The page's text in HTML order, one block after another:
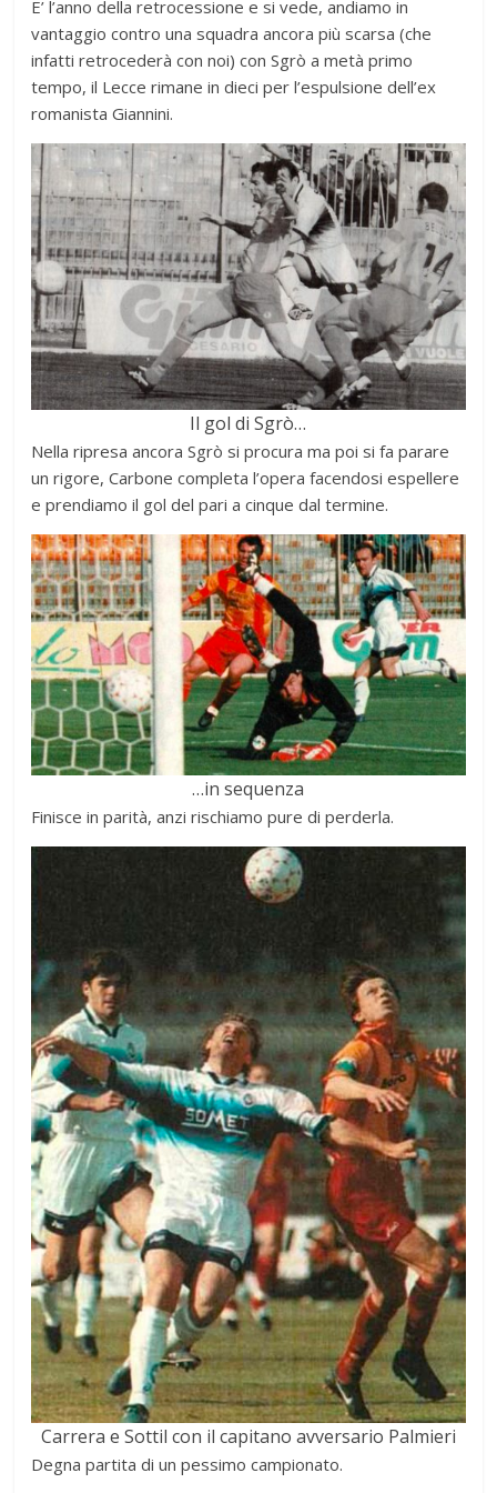
E’ l’anno della retrocessione e si vede, andiamo in
vantaggio contro una squadra ancora più scarsa (che
infatti retrocederà con noi) con Sgrò a metà primo
tempo, il Lecce rimane in dieci per l’espulsione dell’ex
romanista Giannini.
Il gol di Sgrò…
Nella ripresa ancora Sgrò si procura ma poi si fa parare
un rigore, Carbone completa l’opera facendosi espellere
e prendiamo il gol del pari a cinque dal termine.
…in sequenza
Finisce in parità, anzi rischiamo pure di perderla.
Carrera e Sottil con il capitano avversario Palmieri
Degna partita di un pessimo campionato.